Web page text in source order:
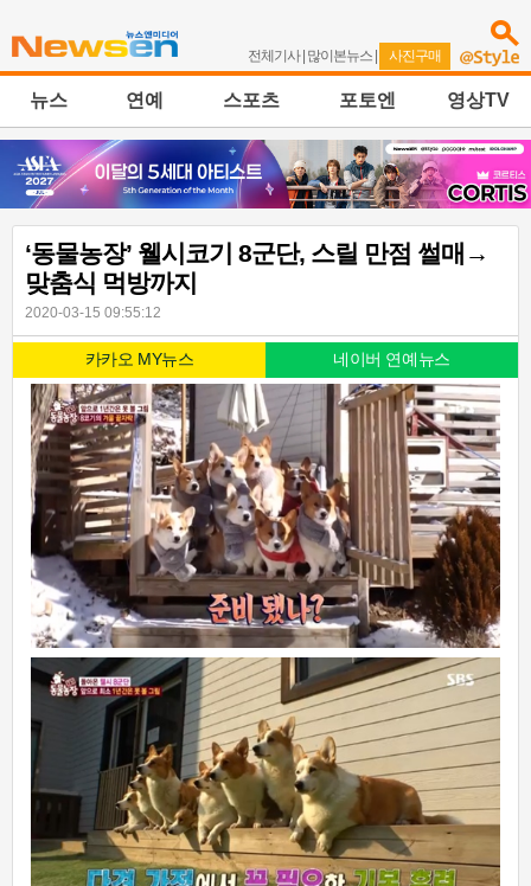
전체기사| 많이본뉴스 | 사진구매
뉴스 연예 스포츠 포토엔 영상TV
‘동물농장’ 웰시코기 8군단, 스릴 만점 썰매→
맞춤식 먹방까지
2020-03-15 09:55:12
카카오 MY뉴스 네이버 연예뉴스